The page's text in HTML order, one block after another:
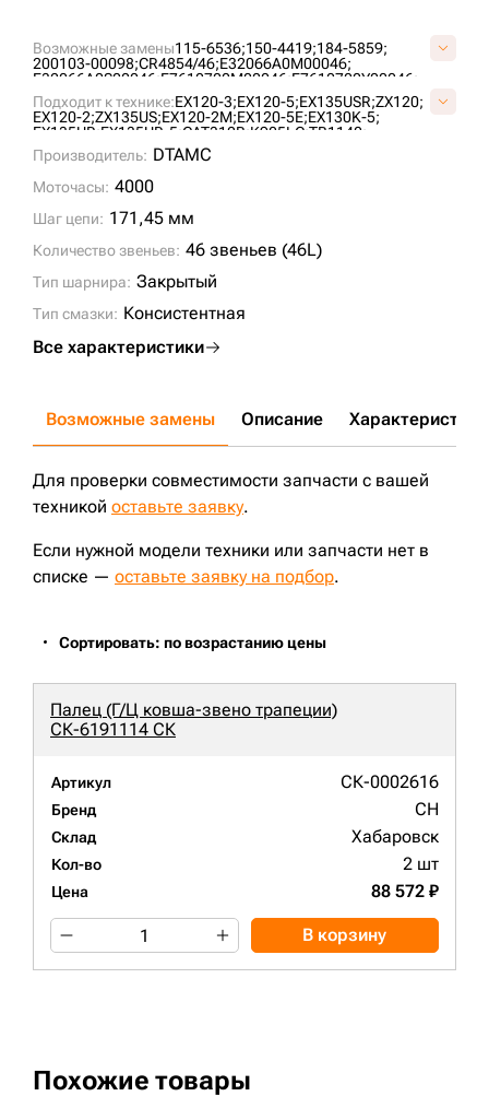
Возможные замены115-6536;150-4419;184-5859;
200103-00098;CR4854/46;E32066A0M00046;
E32066A0S00046;E7610700M00046;E7610700Y00046;
FT3599/46;
K1018238;LK49/46;VCR4854/46HDV;
VE3206A646;
Подходит к технике:EX120-3;EX120-5;EX135USR;ZX120;
EX120-2;ZX135US;EX120-2M;EX120-5E;EX130K-5;
EX135UR;EX135UR-5;CAT312B;K905LC;TB1140;
DX140LC;
CAT312;DX140LC-3;
K905LC MARK II; DI600;312C;
312D2L;
312DL;314E;
TX140LC-2; TITON 600;
Производитель: DTAMC
Моточасы: 4000
Шаг цепи: 171,45 мм
Количество звеньев: 46 звеньев (46L)
Тип шарнира: Закрытый
Тип смазки: Консистентная
Все характеристики
Возможные замены Описание Характеристики
Для проверки совместимости запчасти с вашей
техникой оставьте заявку.
Если нужной модели техники или запчасти нет в
списке — оставьте заявку на подбор.
Сортировать: по возрастанию цены
Палец (Г/Ц ковша-звено трапеции)
СК-6191114 СК
Артикул СК-0002616
Бренд CH
Склад Хабаровск
Кол-во 2 шт
Цена 88 572 ₽
В корзину
Похожие товары